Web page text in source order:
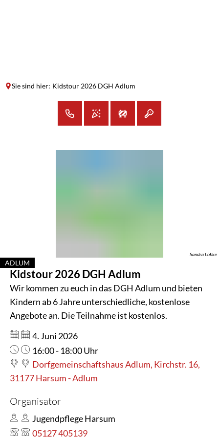
Sie sind hier: Kidstour 2026 DGH Adlum
Sandra Löbke
ADLUM
KATEGORIE: ADLUM
Kidstour 2026 DGH Adlum
Wir kommen zu euch in das DGH Adlum und bieten
Kindern ab 6 Jahre unterschiedliche, kostenlose
Angebote an. Die Teilnahme ist kostenlos.
Datum:
4. Juni 2026
Uhrzeit:
16:00 - 18:00 Uhr
Dorfgemeinschaftshaus Adlum, Kirchstr. 16,
31177 Harsum - Adlum
Organisator
Jugendpflege Harsum
05127 405139